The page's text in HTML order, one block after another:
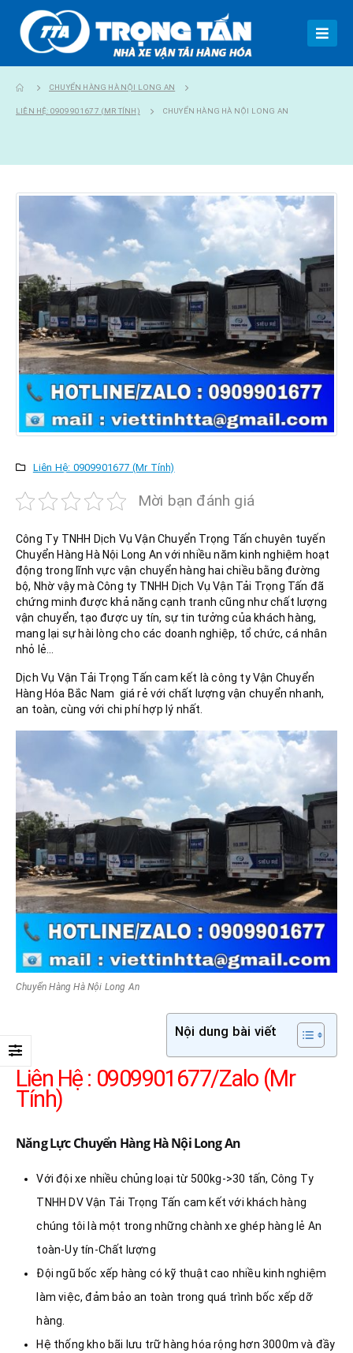
CHUYỂN HÀNG HÀ NỘI LONG AN
LIÊN HỆ: 0909901677 (MR TÍNH) CHUYỂN HÀNG HÀ NỘI LONG AN
Liên Hệ: 0909901677 (Mr Tính)
Mời bạn đánh giá
Công Ty TNHH Dịch Vụ Vận Chuyển Trọng Tấn chuyên tuyến
Chuyển Hàng Hà Nội Long An với nhiều năm kinh nghiệm hoạt
động trong lĩnh vực vận chuyển hàng hai chiều bằng đường
bộ, Nhờ vậy mà Công ty TNHH Dịch Vụ Vận Tải Trọng Tấn đã
chứng minh được khả năng cạnh tranh cũng như chất lượng
vận chuyển, tạo được uy tín, sự tin tưởng của khách hàng,
mang lại sự hài lòng cho các doanh nghiệp, tổ chức, cá nhân
nhỏ lẻ…
Dịch Vụ Vận Tải Trọng Tấn cam kết là công ty Vận Chuyển
Hàng Hóa Bắc Nam giá rẻ với chất lượng vận chuyển nhanh,
an toàn, cùng với chi phí hợp lý nhất.
Chuyển Hàng Hà Nội Long An
Nội dung bài viết
Liên Hệ : 0909901677/Zalo (Mr
Tính)
Năng Lực Chuyển Hàng Hà Nội Long An
Với đội xe nhiều chủng loại từ 500kg->30 tấn, Công Ty
TNHH DV Vận Tải Trọng Tấn cam kết với khách hàng
chúng tôi là một trong những chành xe ghép hàng lẻ An
toàn-Uy tín-Chất lượng
Đội ngũ bốc xếp hàng có kỹ thuật cao nhiều kinh nghiệm
làm việc, đảm bảo an toàn trong quá trình bốc xếp dỡ
hàng.
Hệ thống kho bãi lưu trữ hàng hóa rộng hơn 3000m và đầy